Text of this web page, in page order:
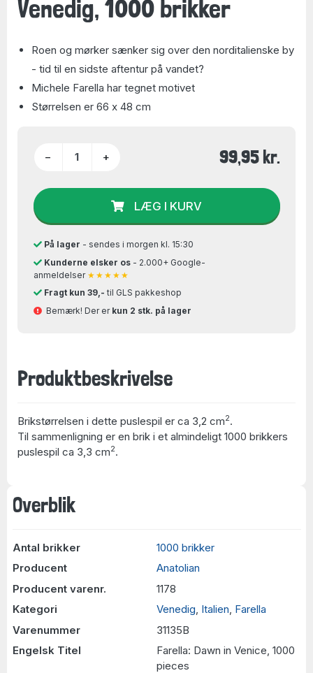
Overblik
Antal brikker
1000 brikker
Producent
Anatolian
Producent varenr.
1178
Kategori
Venedig, Italien, Farella
Varenummer
31135B
Engelsk Titel
Farella: Dawn in Venice, 1000
pieces
Venedig, 1000 brikker
Roen og mørker sænker sig over den norditalienske by
- tid til en sidste aftentur på vandet?
Michele Farella har tegnet motivet
Størrelsen er 66 x 48 cm
− + 99,95 kr.
LÆG I KURV
På lager - sendes i morgen kl. 15:30
Kunderne elsker os- 2.000+ Google-
anmeldelser ★★★★★
Fragt kun 39,- til GLS pakkeshop
Bemærk! Der er kun 2 stk. på lager
Produktbeskrivelse
Brikstørrelsen i dette puslespil er ca 3,2 cm2.
Til sammenligning er en brik i et almindeligt 1000 brikkers
puslespil ca 3,3 cm2.